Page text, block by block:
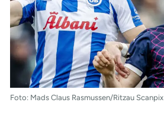
Foto: Mads Claus Rasmussen/Ritzau Scanpix